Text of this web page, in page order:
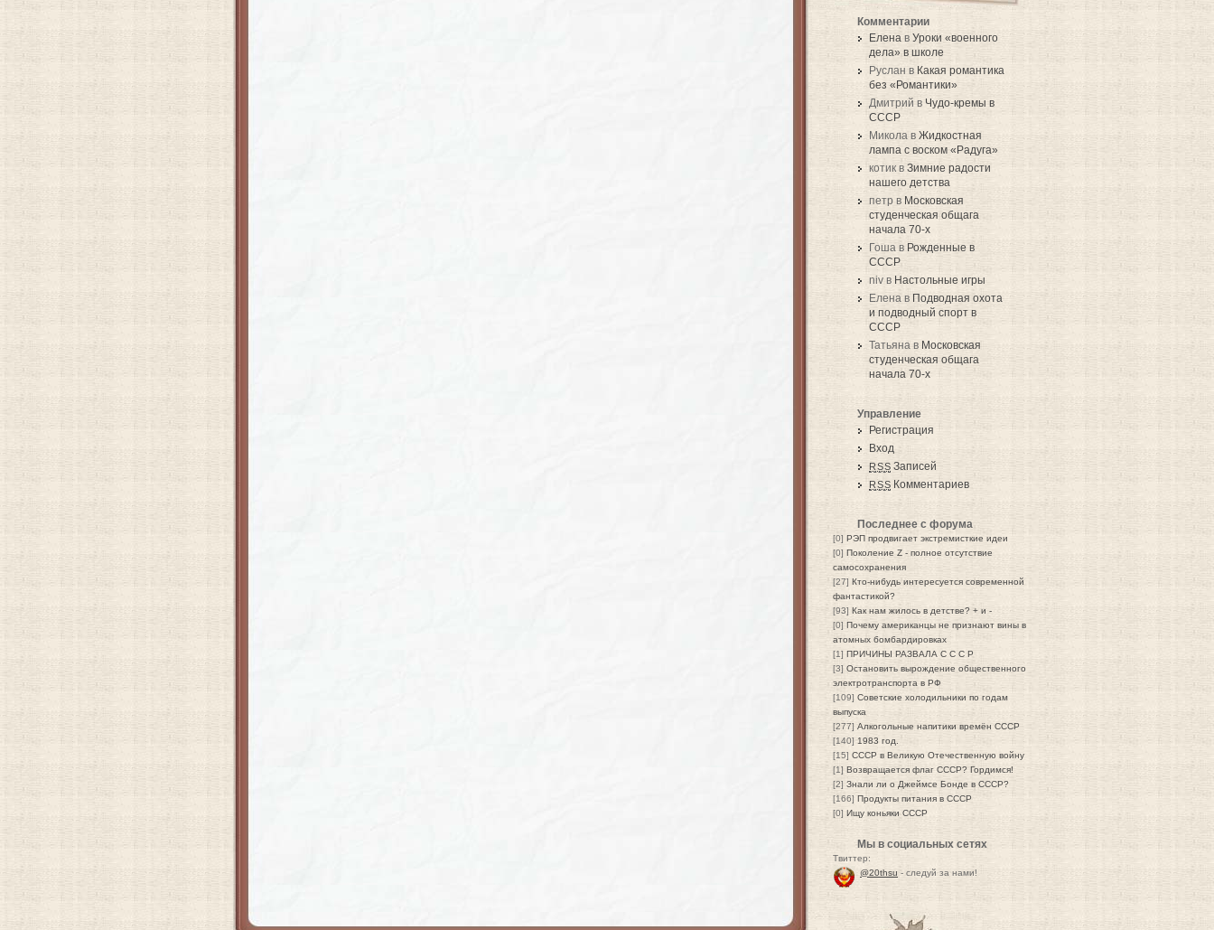
Комментарии
Елена в Уроки «военного
дела» в школе
Руслан в Какая романтика
без «Романтики»
Дмитрий в Чудо-кремы в
СССР
Микола в Жидкостная
лампа с воском «Радуга»
котик в Зимние радости
нашего детства
петр в Московская
студенческая общага
начала 70-х
Гоша в Рожденные в
СССР
niv в Настольные игры
Елена в Подводная охота
и подводный спорт в
СССР
Татьяна в Московская
студенческая общага
начала 70-х
Управление
Регистрация
Вход
RSS Записей
RSS Комментариев
Последнее с форума
[0] РЭП продвигает экстремисткие идеи
[0] Поколение Z - полное отсутствие
самосохранения
[27] Кто-нибудь интересуется современной
фантастикой?
[93] Как нам жилось в детстве? + и -
[0] Почему американцы не признают вины в
атомных бомбардировках
[1] ПРИЧИНЫ РАЗВАЛА С С С Р
[3] Остановить вырождение общественного
электротранспорта в РФ
[109] Советские холодильники по годам
выпуска
[277] Алкогольные напитики времён СССР
[140]1983 год.
[15] СССР в Великую Отечественную войну
[1] Возвращается флаг СССР? Гордимся!
[2] Знали ли о Джеймсе Бонде в СССР?
[166] Продукты питания в СССР
[0] Ищу коньяки СССР
Мы в социальных сетях
Твиттер:
@20thsu - следуй за нами!